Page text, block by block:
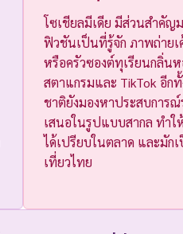
โซเชียลมีเดีย มีส่วนสำคัญ
ฟิวชันเป็นที่รู้จัก ภาพถ่ายเ
หรือครัวซองต์ทุเรียนกลิ่น
สตาแกรมและ TikTok อีก
ชาติยังมองหาประสบการ
เสนอในรูปแบบสากล ทำ
ได้เปรียบในตลาด และมัก
เที่ยวไทย